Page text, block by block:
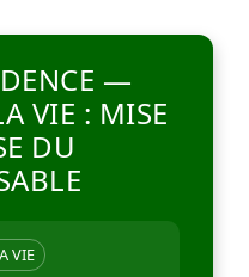
—
VIE : MISE
DU
VIE